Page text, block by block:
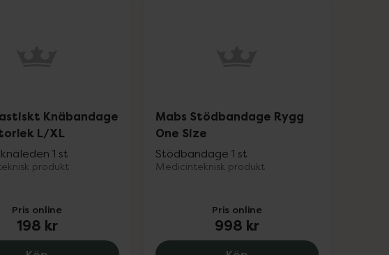
Knäbandage
L/XL
1 st
produkt
Pris online
198 kr
Mabs Stödbandage Rygg
One Size
Stödbandage 1 st
Medicinteknisk produkt
Pris online
998 kr